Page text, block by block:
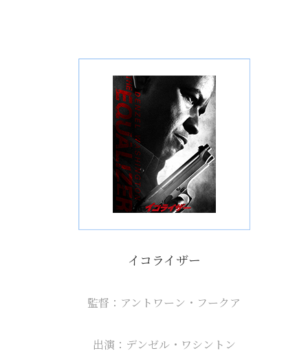
イコライザー
監督：アントワーン・フークア
出演：デンゼル・ワシントン